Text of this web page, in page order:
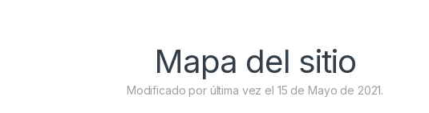
Mapa del sitio
Modificado por última vez el 15 de Mayo de 2021.